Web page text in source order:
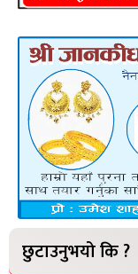
छुटाउनुभयो कि ?